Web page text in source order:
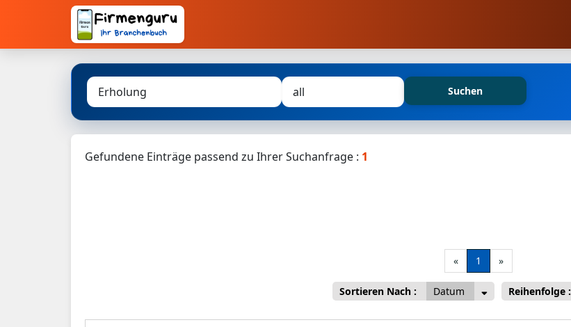
Suchen
Gefundene Einträge passend zu Ihrer Suchanfrage : 1
« 1 »
Sortieren Nach : Datum Reihenfolge :